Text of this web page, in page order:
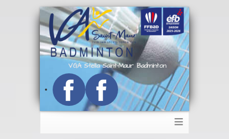
VGA Stella Saint-Maur Badminton
≡